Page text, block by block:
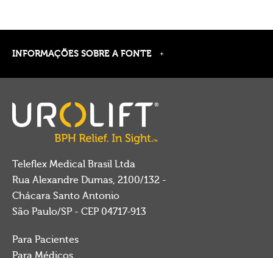
INFORMAÇÕES SOBRE A FONTE
Teleflex Medical Brasil Ltda
Rua Alexandre Dumas, 2100/132 -
Chácara Santo Antonio
São Paulo/SP - CEP 04717-913
Para Pacientes
Para Médicos